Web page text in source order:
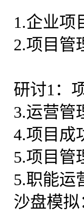
1.企业项
2.项目管
研讨1：
3.运营管
4.项目成
5.项目管
5.职能运
沙盘模